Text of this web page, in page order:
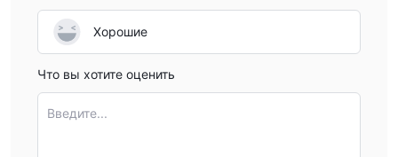
доступ к широкому выбору основных, второстепенных и
экзотических валютных пар. Трейдеры могут заниматься
торговлей на Форексе с такими парами, как EUR/USD,
GBP/USD, AUD/JPY и многими другими. Это позволяет
получить экспозицию к колебаниям рынка и возможностям
торговли на различных комбинациях валют.
Хорошие
Что вы хотите оценить
Введите...